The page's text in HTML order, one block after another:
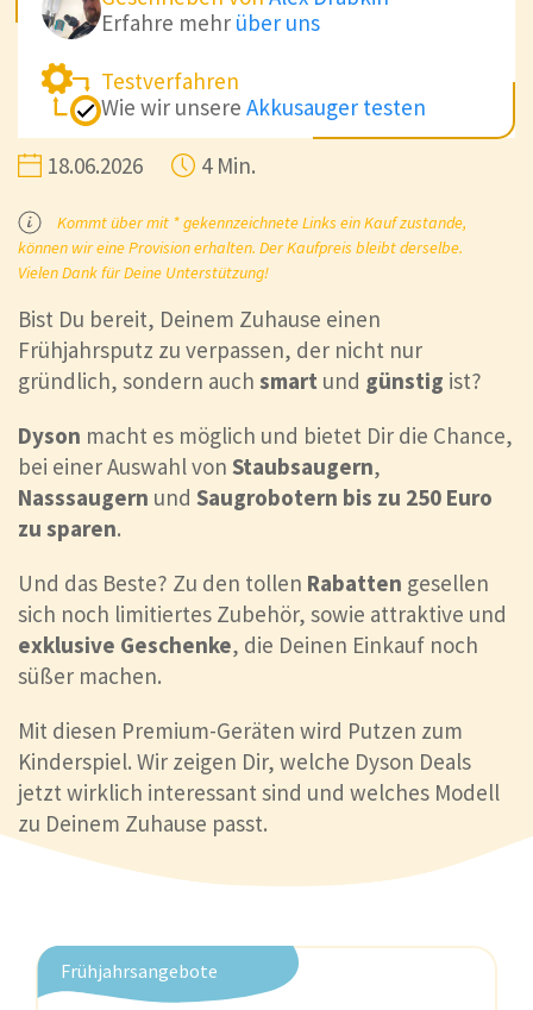
Erfahre mehr über uns
Testverfahren
Wie wir unsere Akkusauger testen
18.06.2026 4 Min.
Kommt über mit * gekennzeichnete Links ein Kauf zustande,
können wir eine Provision erhalten. Der Kaufpreis bleibt derselbe.
Vielen Dank für Deine Unterstützung!
Bist Du bereit, Deinem Zuhause einen
Frühjahrsputz zu verpassen, der nicht nur
gründlich, sondern auch smart und günstig ist?
Dyson macht es möglich und bietet Dir die Chance,
bei einer Auswahl von Staubsaugern,
Nasssaugern und Saugrobotern bis zu 250 Euro
zu sparen.
Und das Beste? Zu den tollen Rabatten gesellen
sich noch limitiertes Zubehör, sowie attraktive und
exklusive Geschenke, die Deinen Einkauf noch
süßer machen.
Mit diesen Premium-Geräten wird Putzen zum
Kinderspiel. Wir zeigen Dir, welche Dyson Deals
jetzt wirklich interessant sind und welches Modell
zu Deinem Zuhause passt.
Frühjahrsangebote